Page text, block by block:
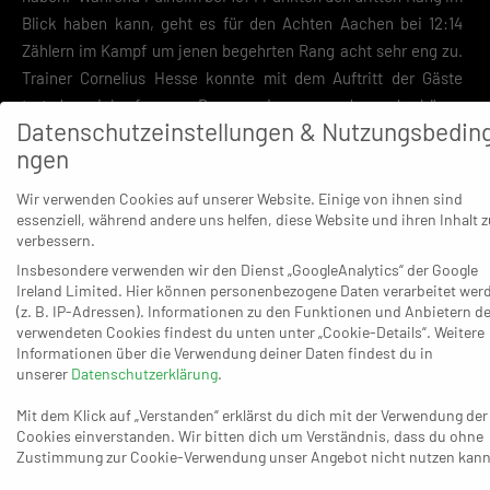
Blick haben kann, geht es für den Achten Aachen bei 12:14
Zählern im Kampf um jenen begehrten Rang acht sehr eng zu.
Trainer Cornelius Hesse konnte mit dem Auftritt der Gäste
trotzdem viel anfangen: „Das war ein spannendes und schönes
Spiel. Wir halten den Gegner in der ersten Halbzeit in Schach,
wir haben richtig Bock und spielen geilen Handball. In der
letzten zehn Minuten schaffen wir es nicht, die einfache und
doppelte Überzahl clever auszuspielen. Wir verlieren am Ende
knapp, aber verdient – und kriegen vom Gegner jede Menge
Respekt. Wir gehen mit einem lachenden Auge aufgrund der
Leistung und mit einem weinenden Auge aufgrund des
Punktverlusts in die nächste Woche.“
13 war unter anderem der SC Fortuna Köln verantwortlich, der
seine Aussichten durchs 26:24 (12:15) über den HC Weiden II
Datenschutzeinstellungen &
ngen
Wir verwenden Cookies auf unserer Website. Einige von ihnen sind
essenziell, während andere uns helfen, diese Website und ihren Inhalt
verbessern.
Insbesondere verwenden wir den Dienst „GoogleAnalytics“ der Google
Ireland Limited. Hier können personenbezogene Daten verarbeitet
(z. B. IP-Adressen). Informationen zu den Funktionen und Anbietern
verwendeten Cookies findest du unten unter „Cookie-Details“. Weitere
Informationen über die Verwendung deiner Daten findest du in
unserer Datenschutzerklärung.
Mit dem Klick auf „Verstanden“ erklärst du dich mit der Verwendung der
Cookies einverstanden. Wir bitten dich um Verständnis, dass du ohne
Zustimmung zur Cookie-Verwendung unser Angebot nicht nutzen